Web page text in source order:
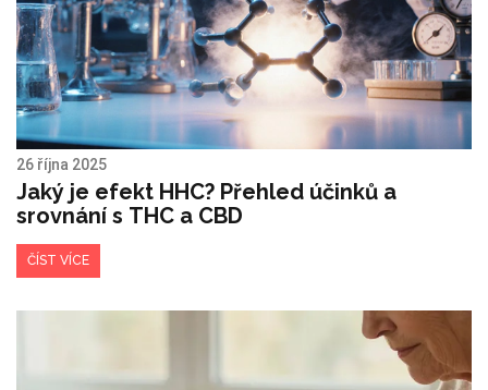
26 října 2025
Jaký je efekt HHC? Přehled účinků a
srovnání s THC a CBD
ČÍST VÍCE